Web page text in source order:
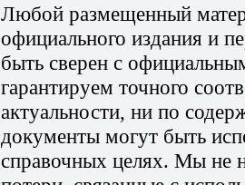
Любой размещенный
официального издания и
быть сверен с
гарантируем точного
актуальности, ни по
документы могут быть
справочных целях. Мы не